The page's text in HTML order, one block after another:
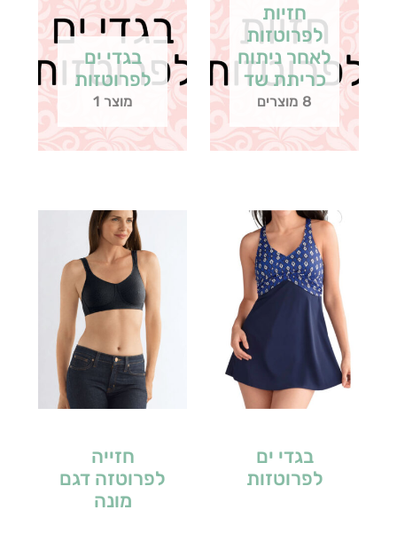
חזיות
לפרוטזות
לאחר ניתוח
כריתת שד
8 מוצרים
בגדי ים
לפרוטזות
מוצר 1
בגדי ים
לפרוטזות
חזייה
לפרוטזה דגם
מונה